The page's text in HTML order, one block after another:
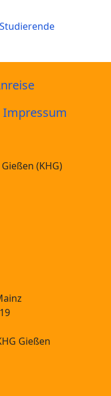
Impressum
(KHG)
Gießen